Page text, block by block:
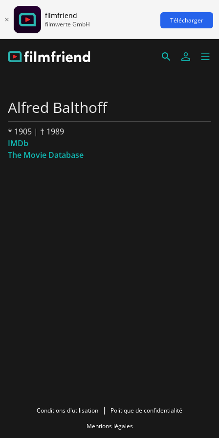
filmfriend
filmwerte GmbH Télécharger
Alfred Balthoff
* 1905 | † 1989
IMDb
The Movie Database
Conditions d'utilisation
Politique de confidentialité
Mentions légales